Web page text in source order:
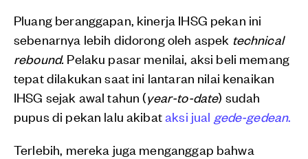
Pluang beranggapan, kinerja IHSG pekan ini
sebenarnya lebih didorong oleh aspek technical
rebound. Pelaku pasar menilai, aksi beli memang
tepat dilakukan saat ini lantaran nilai kenaikan
IHSG sejak awal tahun (year-to-date) sudah
pupus di pekan lalu akibataksi jual gede-gedean.
Terlebih, mereka juga menganggap bahwa